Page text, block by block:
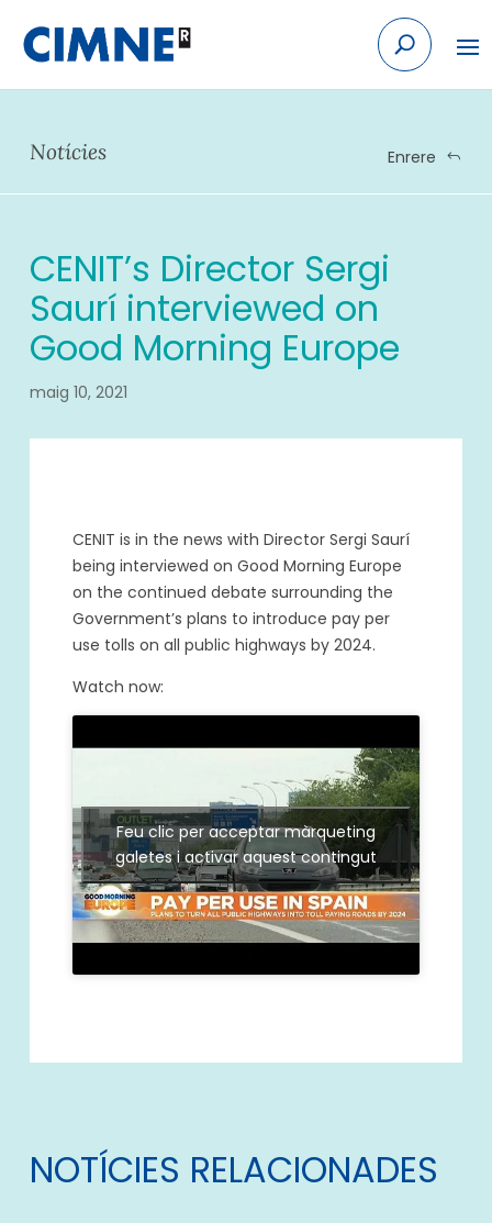
Notícies Enrere
CENIT’s Director Sergi
Saurí interviewed on
Good Morning Europe
maig 10, 2021
CENIT is in the news with Director Sergi Saurí
being interviewed on Good Morning Europe
on the continued debate surrounding the
Government’s plans to introduce pay per
use tolls on all public highways by 2024.
Watch now:
Feu clic per acceptar màrqueting
galetes i activar aquest contingut
NOTÍCIES RELACIONADES